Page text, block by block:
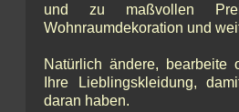
und zu maßvollen
Wohnraumdekoration und
Natürlich ändere,
Ihre Lieblingskleidung,
daran haben.